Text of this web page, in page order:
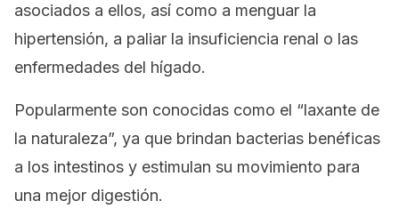
asociados a ellos, así como a menguar la
hipertensión, a paliar la insuficiencia renal o las
enfermedades del hígado.
Popularmente son conocidas como el “laxante de
la naturaleza”, ya que brindan bacterias benéficas
a los intestinos y estimulan su movimiento para
una mejor digestión.